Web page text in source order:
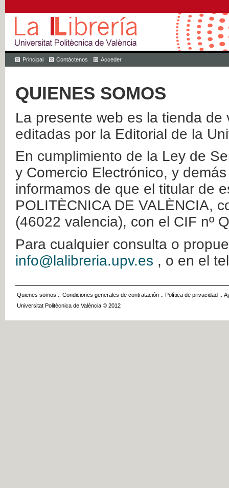
Principal Contáctenos Acceder
QUIENES SOMOS
La presente web es la tienda
editadas por la Editorial de la
En cumplimiento de la Ley de
y Comercio Electrónico, y
informamos de que el titular de
POLITÈCNICA DE VALÈNCIA,
(46022 valencia), con el CIF nº
Para cualquier consulta o
info@lalibreria.upv.es , o en el
Quienes somos :: Condiciones generales de contratación :: Política de privacidad ::
Universitat Politècnica de València © 2012